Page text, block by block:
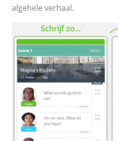
algehele verhaal.
Schrijf zo...